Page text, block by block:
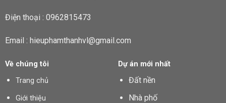
Điện thoại : 0962815473
Email : hieuphamthanhvl@gmail.com
Về chúng tôi
Trang chủ
Giới thiệu
Dự án mới nhất
Đất nền
Nhà phố